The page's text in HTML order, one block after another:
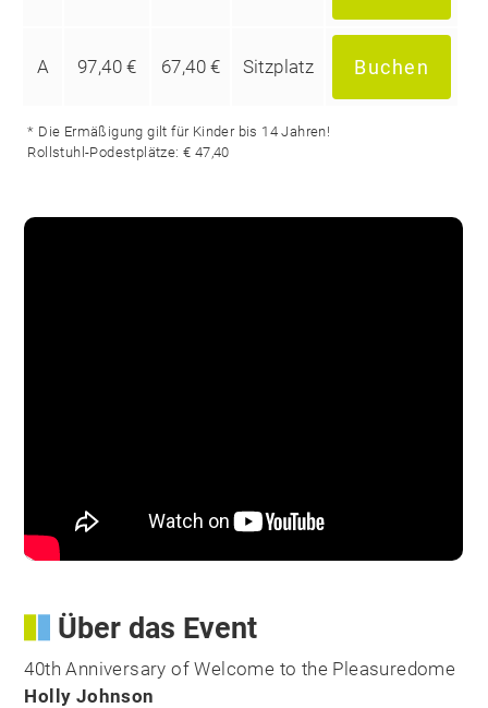
A 97,40 € 67,40 € Sitzplatz Buchen
* Die Ermäßigung gilt für Kinder bis 14 Jahren!
Rollstuhl-Podestplätze: € 47,40
Über das Event
40th Anniversary of Welcome to the Pleasuredome
Holly Johnson